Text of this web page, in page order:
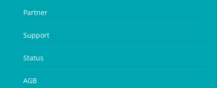
Partner
Support
Status
AGB